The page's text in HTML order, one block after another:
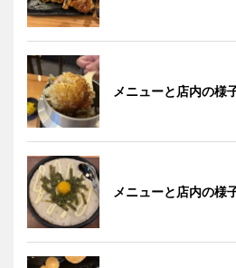
メニューと店内の様
メニューと店内の様